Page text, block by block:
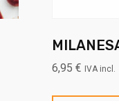
producto tiene
6,95 € IVA incl.